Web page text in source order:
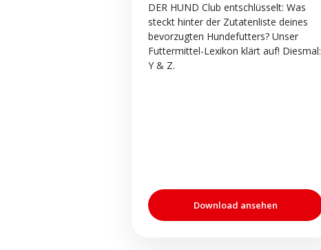
DER HUND Club entschlüsselt: Was
steckt hinter der Zutatenliste deines
bevorzugten Hundefutters? Unser
Futtermittel-Lexikon klärt auf! Diesmal:
Y & Z.
Download ansehen